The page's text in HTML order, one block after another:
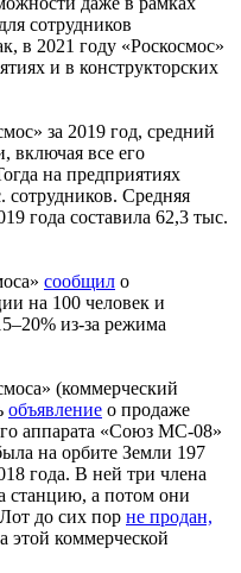
сотрудников
в 2021 году «Роскосмос»
и в конструкторских
за 2019 год, средний
включая все его
на предприятиях
сотрудников. Средняя
года составила 62,3 тыс.
сообщил о
на 100 человек и
из-за режима
(коммерческий
объявление о продаже
аппарата «Союз МС-08»
на орбите Земли 197
года. В ней три члена
а потом они
до сих пор не продан,
этой коммерческой